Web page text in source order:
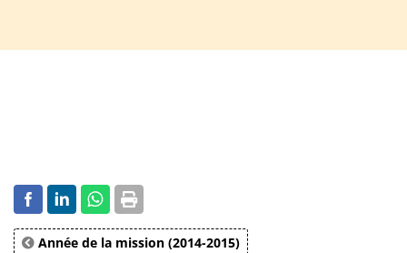
Année de la mission (2014-2015)